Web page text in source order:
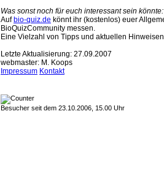
Was sonst noch für euch interessant sein könnte:
Auf bio-quiz.de könnt ihr (kostenlos) euer
BioQuizCommunity messen.
Eine Vielzahl von Tipps und aktuellen
Letzte Aktualisierung: 27.09.2007
webmaster: M. Koops
Impressum Kontakt
Besucher seit dem 23.10.2006, 15.00 Uhr